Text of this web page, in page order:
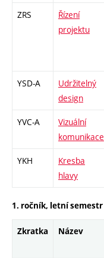
ZRS
Řízení
projektu
YSD-A
Udržitelný
design
YVC-A
Vizuální
komunikace
YKH
Kresba
hlavy
1. ročník, letní semestr
Zkratka Název